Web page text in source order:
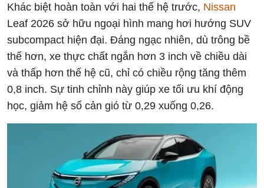
Khác biệt hoàn toàn với hai thế hệ trước, Nissan
Leaf 2026 sở hữu ngoại hình mang hơi hướng SUV
subcompact hiện đại. Đáng ngạc nhiên, dù trông bề
thế hơn, xe thực chất ngắn hơn 3 inch về chiều dài
và thấp hơn thế hệ cũ, chỉ có chiều rộng tăng thêm
0,8 inch. Sự tinh chỉnh này giúp xe tối ưu khí động
học, giảm hệ số cản gió từ 0,29 xuống 0,26.